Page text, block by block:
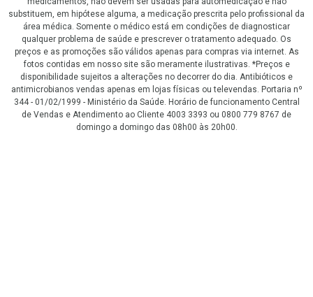
substituem, em hipótese alguma, a medicação prescrita pelo profissional da
área médica. Somente o médico está em condições de diagnosticar
qualquer problema de saúde e prescrever o tratamento adequado. Os
preços e as promoções são válidos apenas para compras via internet. As
fotos contidas em nosso site são meramente ilustrativas. *Preços e
disponibilidade sujeitos a alterações no decorrer do dia. Antibióticos e
antimicrobianos vendas apenas em lojas físicas ou televendas. Portaria nº
344 - 01/02/1999 - Ministério da Saúde. Horário de funcionamento Central
de Vendas e Atendimento ao Cliente 4003 3393 ou 0800 779 8767 de
domingo a domingo das 08h00 às 20h00.